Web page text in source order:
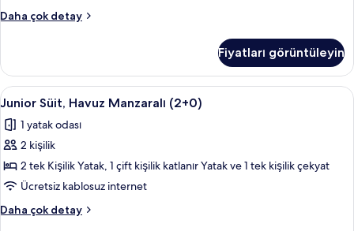
Daha çok detay
Junior
daha
fazla
detay
Fiyatları görüntüleyin
Junior
Süit,
Havuz
Manzaralı
(2+0)
için
tüm
fotoğrafları
13
Junior Süit, Havuz Manzaralı (2+0)
1 yatak odası
2 kişilik
2 tek Kişilik Yatak, 1 çift kişilik katlanır Yatak ve 1 tek kişilik çekyat
Ücretsiz kablosuz internet
Daha çok detay
Junior